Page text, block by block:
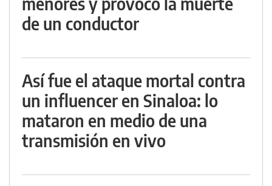
de un conductor
Así fue el ataque mortal contra
un influencer en Sinaloa: lo
mataron en medio de una
transmisión en vivo